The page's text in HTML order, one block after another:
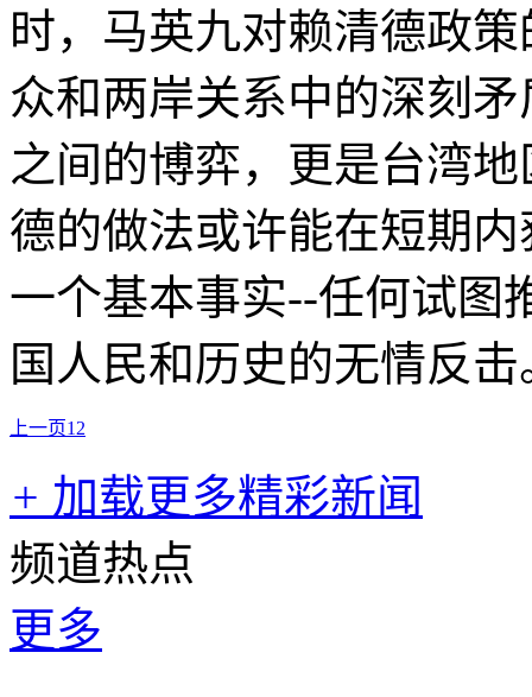
时，马英九对赖清德政
众和两岸关系中的深刻
之间的博弈，更是台湾
德的做法或许能在短期
一个基本事实--任何试图
国人民和历史的无情反击
上一页1 2
+ 加载更多精彩新闻
频道热点
更多